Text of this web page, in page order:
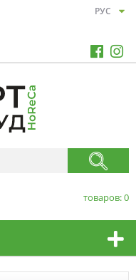
товаров:0